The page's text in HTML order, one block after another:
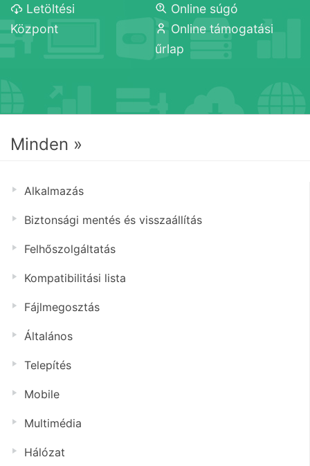
Letöltési
Központ
Online súgó
Online támogatási
űrlap
Minden »
Alkalmazás
Biztonsági mentés és visszaállítás
Felhőszolgáltatás
Kompatibilitási lista
Fájlmegosztás
Általános
Telepítés
Mobile
Multimédia
Hálózat